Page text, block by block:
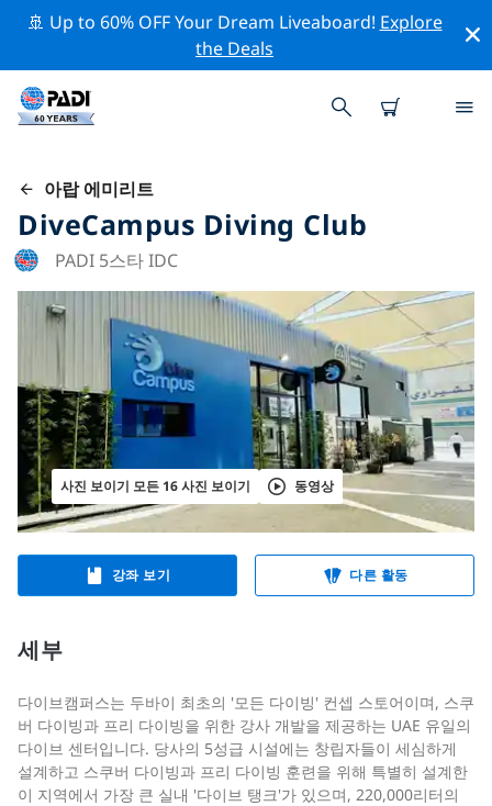
🚢 Up to 60% OFF Your Dream Liveaboard! Explore
the Deals
아랍 에미리트
DiveCampus Diving Club
PADI 5스타 IDC
사진 보이기 모든 16 사진 보이기 동영상
강좌 보기 다른 활동
세부
다이브캠퍼스는 두바이 최초의 '모든 다이빙' 컨셉 스토어이며, 스쿠
버 다이빙과 프리 다이빙을 위한 강사 개발을 제공하는 UAE 유일의
다이브 센터입니다. 당사의 5성급 시설에는 창립자들이 세심하게
설계하고 스쿠버 다이빙과 프리 다이빙 훈련을 위해 특별히 설계한
이 지역에서 가장 큰 실내 '다이브 탱크'가 있으며, 220,000리터의